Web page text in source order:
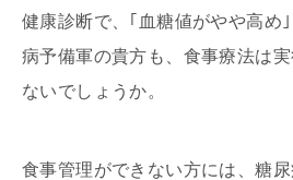
健康診断で、｢血糖値がやや高め
病予備軍の貴方も、食事療法は
ないでしょうか。
食事管理ができない方には、糖